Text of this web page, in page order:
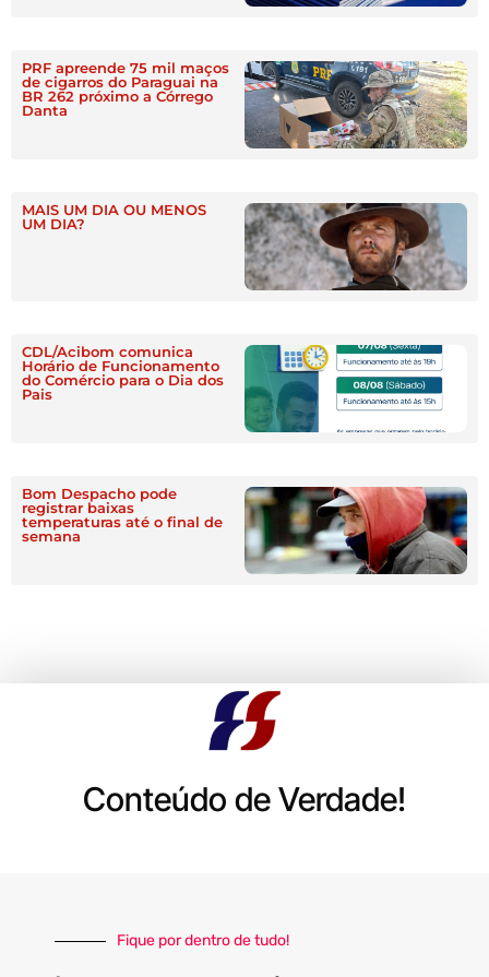
PRF apreende 75 mil maços
de cigarros do Paraguai na
BR 262 próximo a Córrego
Danta
MAIS UM DIA OU MENOS
UM DIA?
CDL/Acibom comunica
Horário de Funcionamento
do Comércio para o Dia dos
Pais
Bom Despacho pode
registrar baixas
temperaturas até o final de
semana
Conteúdo de Verdade!
Fique por dentro de tudo!